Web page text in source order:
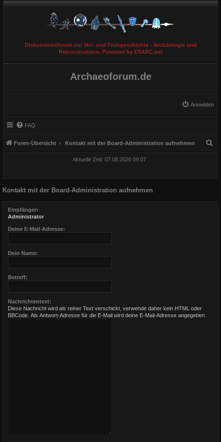
Diskussionsforum zur Vor- und Frühgeschichte - Archäologie und
Rekonstruktion. Powered by EXARC.net
Archaeoforum.de
Anmelden
FAQ
Foren-Übersicht Kontakt mit der Board-Administration aufnehmen
Aktuelle Zeit: 07.08.2026 09:07
Kontakt mit der Board-Administration aufnehmen
Empfänger:
Administrator
Deine E-Mail-Adresse:
Dein Name:
Betreff:
Nachrichtentext:
Diese Nachricht wird als reiner Text verschickt, verwende daher kein HTML oder
BBCode. Als Antwort-Adresse für die E-Mail wird deine E-Mail-Adresse angegeben.